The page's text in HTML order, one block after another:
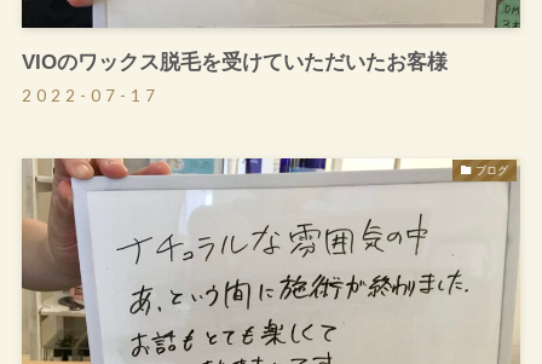
VIOのワックス脱毛を受けていただいたお客様
2022-07-17
ブログ